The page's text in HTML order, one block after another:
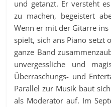
und getanzt. Er versteht
zu machen, begeistert
Wenn er mit der Gitarre
spielt, sich ans Piano setzt
ganze Band
unvergessliche und
Überraschungs- und
Parallel zur Musik baut sich
als Moderator auf. Im